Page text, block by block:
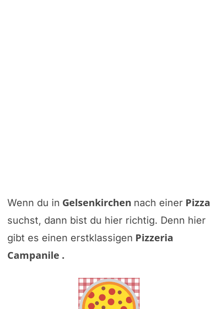
Wenn du in Gelsenkirchen nach einer Pizza
suchst, dann bist du hier richtig. Denn hier
gibt es einen erstklassigen Pizzeria
Campanile .